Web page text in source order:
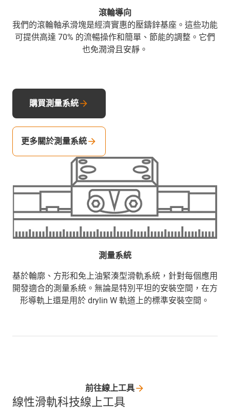
滾輪導向
我們的滾輪軸承滑塊是經濟實惠的壓鑄鋅基座。這些功能
可提供高達 70% 的流暢操作和簡單、節能的調整。它們
也免潤滑且安靜。
測量系統
基於輪廓、方形和免上油緊湊型滑軌系統，針對每個應用
開發適合的測量系統。無論是特別平坦的安裝空間，在方
形導軌上還是用於 drylin W 軌道上的標準安裝空間。
購買測量系統
更多關於測量系統
線性滑軌科技線上工具
前往線上工具